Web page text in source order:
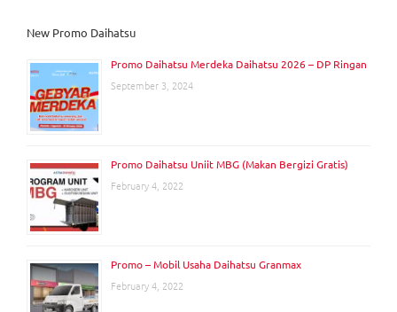
New Promo Daihatsu
Promo Daihatsu Merdeka Daihatsu 2026 – DP Ringan
September 3, 2024
Promo Daihatsu Uniit MBG (Makan Bergizi Gratis)
February 4, 2022
Promo – Mobil Usaha Daihatsu Granmax
February 4, 2022